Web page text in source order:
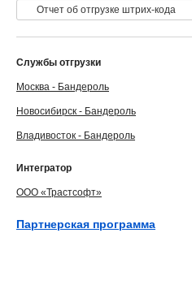
Отчет об отгрузке штрих-кода
Службы отгрузки
Москва - Бандероль
Новосибирск - Бандероль
Владивосток - Бандероль
Интегратор
ООО «Трастсофт»
Партнерская программа